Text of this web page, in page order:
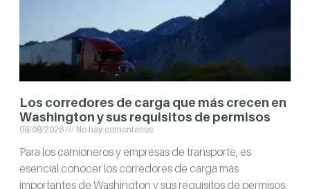
Los corredores de carga que más crecen en
Washington y sus requisitos de permisos
08/08/2026 No hay comentarios
Para los camioneros y empresas de transporte, es
esencial conocer los corredores de carga más
importantes de Washington y sus requisitos de permisos.